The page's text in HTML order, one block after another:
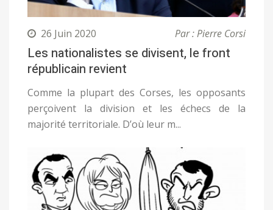
26 Juin 2020 Par : Pierre Corsi
Les nationalistes se divisent, le front
républicain revient
Comme la plupart des Corses, les opposants
perçoivent la division et les échecs de la
majorité territoriale. D’où leur m...